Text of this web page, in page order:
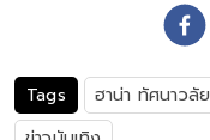
Tags ฮาน่า ทัศนาวลัย